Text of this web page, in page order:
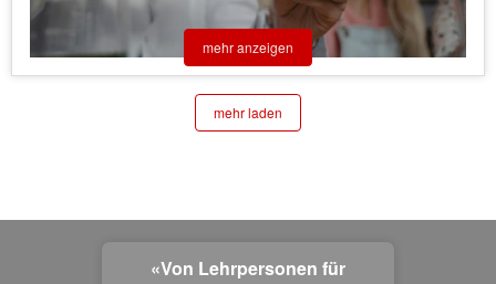
mehr anzeigen
mehr laden
«Von Lehrpersonen für